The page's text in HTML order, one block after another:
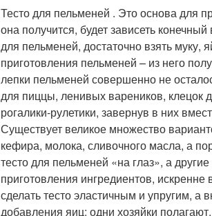
Тесто для пельменей . Это основа для
она получится, будет зависеть
для пельменей, достаточно взять муку,
приготовления пельменей – из него
лепки пельменей совершенно не
для пиццы, ленивых вареников,
рогалики-рулетики, завернув в них
Существует великое множество
кефира, молока, сливочного масла, а
тесто для пельменей «на глаз», а
приготовления ингредиентов,
сделать тесто эластичным и упругим,
добавления яиц: одни хозяйки